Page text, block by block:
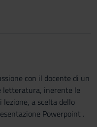
con il docente di un
letteratura, inerente le
a scelta dello
Powerpoint .